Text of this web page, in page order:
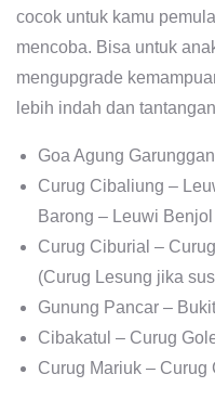
cocok untuk kamu
mencoba. Bisa untuk
mengupgrade
lebih indah dan
Goa Agung
Curug Cibaliung –
Barong – Leuwi
Curug Ciburial –
(Curug Lesung jika
Gunung Pancar –
Cibakatul – Curug
Curug Mariuk – Curug